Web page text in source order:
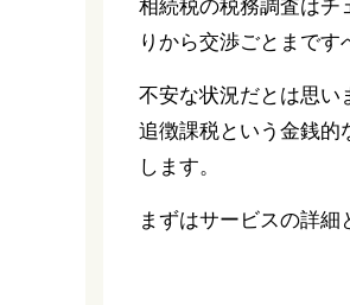
相続税の税務調査はチ
りから交渉ごとまです
不安な状況だとは思い
追徴課税という金銭的
します。
まずはサービスの詳細